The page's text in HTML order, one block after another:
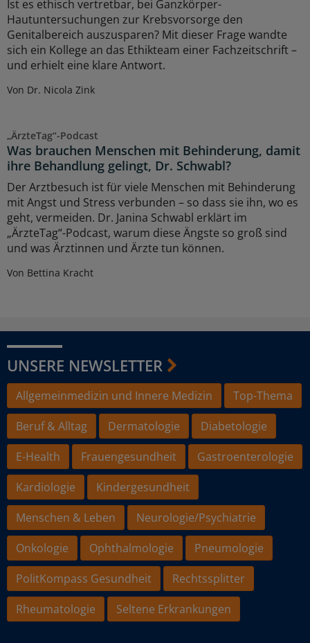
Ist es ethisch vertretbar, bei Ganzkörper-
Hautuntersuchungen zur Krebsvorsorge den
Genitalbereich auszusparen? Mit dieser Frage wandte
sich ein Kollege an das Ethikteam einer Fachzeitschrift –
und erhielt eine klare Antwort.
Von Dr. Nicola Zink
„ÄrzteTag“-Podcast
Was brauchen Menschen mit Behinderung, damit
ihre Behandlung gelingt, Dr. Schwabl?
Der Arztbesuch ist für viele Menschen mit Behinderung
mit Angst und Stress verbunden – so dass sie ihn, wo es
geht, vermeiden. Dr. Janina Schwabl erklärt im
„ÄrzteTag“-Podcast, warum diese Ängste so groß sind
und was Ärztinnen und Ärzte tun können.
Von Bettina Kracht
UNSERE NEWSLETTER
Allgemeinmedizin und Innere Medizin
Top-Thema
Beruf & Alltag
Dermatologie
Diabetologie
E-Health
Frauengesundheit
Gastroenterologie
Kardiologie
Kindergesundheit
Menschen & Leben
Neurologie/Psychiatrie
Onkologie
Ophthalmologie
Pneumologie
PolitKompass Gesundheit
Rechtssplitter
Rheumatologie
Seltene Erkrankungen